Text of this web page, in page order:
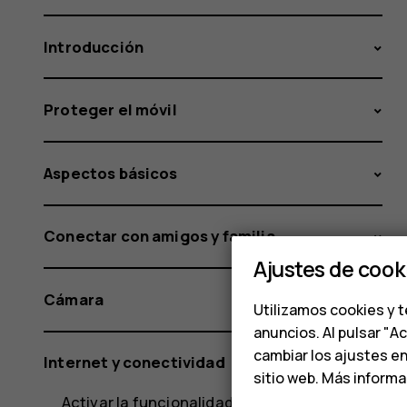
Introducción
Proteger el móvil
Aspectos básicos
Conectar con amigos y familia
Cámara
Internet y conectividad
Activar la funcionalidad Wi-Fi
Ajustes de
Utilizamos cookies y
anuncios. Al pulsar
cambiar los ajustes
sitio web. Más